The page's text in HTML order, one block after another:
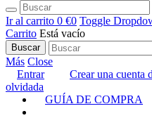
Ir al carrito 0 €0 Toggle
Carrito Está vacío
Buscar
Más Close
Entrar
Crear una cuenta
olvidada
GUÍA DE COMPRA